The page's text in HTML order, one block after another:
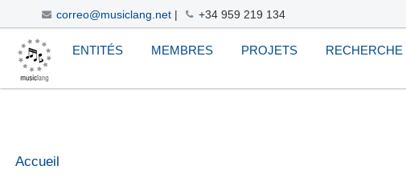
correo@musiclang.net | +34 959 219 134
Aller
au
contenu.
|
navigation
Navigation
ENTITÉS MEMBRES PROJETS RECHERCHE
Outils
personnels
Accueil